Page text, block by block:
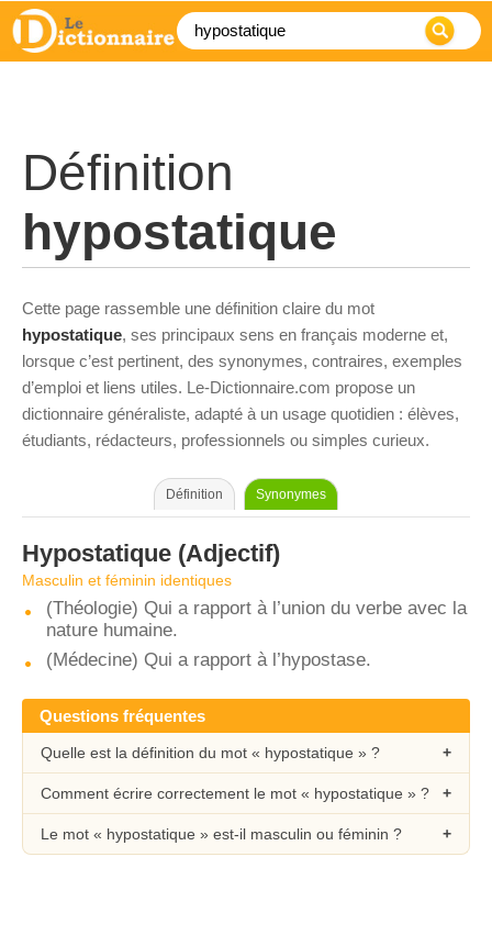
Définition
hypostatique
Cette page rassemble une définition claire du mot
hypostatique, ses principaux sens en français moderne et,
lorsque c’est pertinent, des synonymes, contraires, exemples
d’emploi et liens utiles. Le-Dictionnaire.com propose un
dictionnaire généraliste, adapté à un usage quotidien : élèves,
étudiants, rédacteurs, professionnels ou simples curieux.
Définition Synonymes
Hypostatique (Adjectif)
Masculin et féminin identiques
(Théologie) Qui a rapport à l’union du verbe avec la
nature humaine.
(Médecine) Qui a rapport à l’hypostase.
Questions fréquentes
Quelle est la définition du mot « hypostatique » ?
Comment écrire correctement le mot « hypostatique » ?
Le mot « hypostatique » est-il masculin ou féminin ?